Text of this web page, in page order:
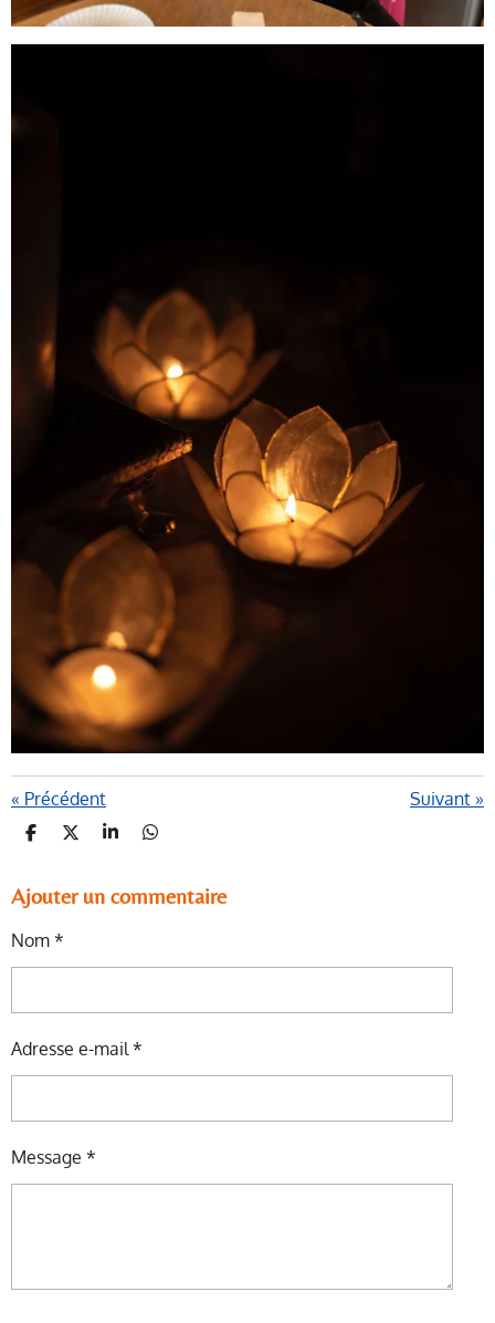
« Précédent Suivant »
P
T
A
E
R
P
T
A
R
P
T
A
R
P
T
A
R
Ajouter un commentaire
Nom *
Adresse e-mail *
Message *